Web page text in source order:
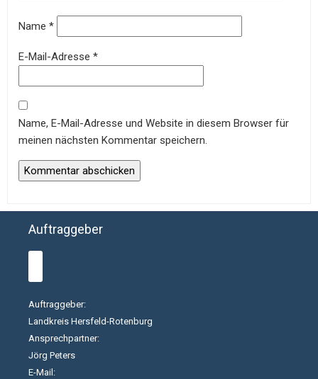
Name *
E-Mail-Adresse *
Name, E-Mail-Adresse und Website in diesem Browser für
meinen nächsten Kommentar speichern.
Auftraggeber
Auftraggeber:
Landkreis Hersfeld-Rotenburg
Ansprechpartner:
Jörg Peters
E-Mail: